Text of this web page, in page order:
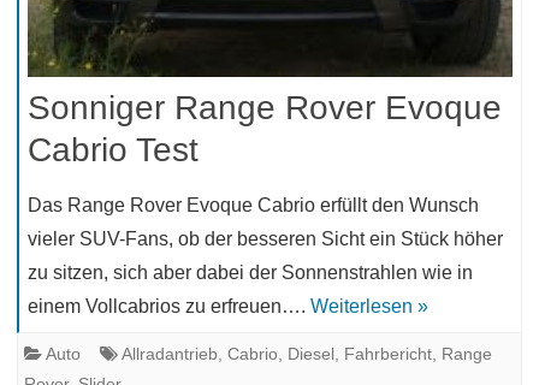
Sonniger Range Rover Evoque
Cabrio Test
Das Range Rover Evoque Cabrio erfüllt den Wunsch
vieler SUV-Fans, ob der besseren Sicht ein Stück höher
zu sitzen, sich aber dabei der Sonnenstrahlen wie in
einem Vollcabrios zu erfreuen…. Weiterlesen »
Auto Allradantrieb Cabrio Diesel Fahrbericht Range